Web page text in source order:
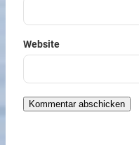
Website